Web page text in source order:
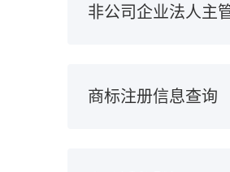
商标注册信息查询